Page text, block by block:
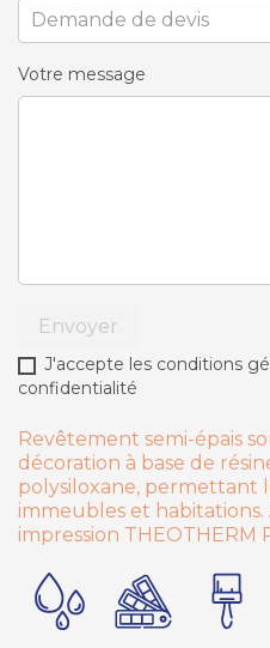
Votre message
Envoyer
J'accepte les conditions
confidentialité
Revêtement semi-épais
décoration à base de
polysiloxane, permettant
immeubles et
impression THEOTHERM